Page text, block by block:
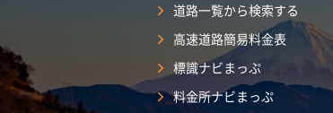
道路一覧から検索する
高速道路簡易料金表
標識ナビまっぷ
料金所ナビまっぷ